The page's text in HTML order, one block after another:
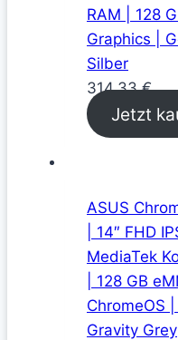
RAM | 128
Graphics |
Silber
314,33€
Jetzt
ASUS
| 14″ FHD
MediaTek
| 128 GB
ChromeOS |
Gravity Grey